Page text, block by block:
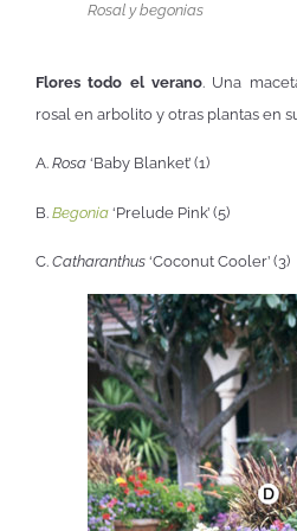
Rosal y begonias
Flores todo el verano. Una
rosal en arbolito y otras plantas en
A. Rosa ‘Baby Blanket’ (1)
B. Begonia ‘Prelude Pink’ (5)
C. Catharanthus ‘Coconut Cooler’ (3)